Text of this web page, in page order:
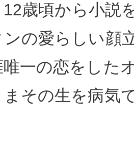
歳頃から小説
ンの愛らしい顔
唯一の恋をした
まその生を病気